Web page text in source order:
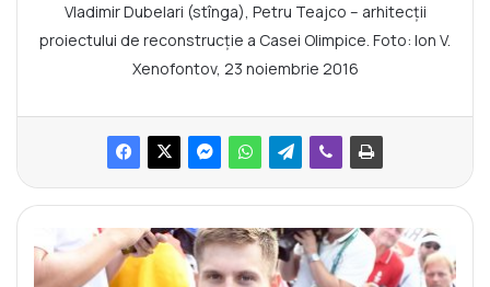
Vladimir Dubelari (stînga), Petru Teajco – arhitecții
proiectului de reconstrucție a Casei Olimpice. Foto: Ion V.
Xenofontov, 23 noiembrie 2016
e